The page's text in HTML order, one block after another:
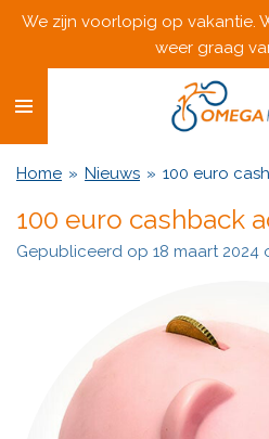
Ga
de
We zijn voorlopig op vakantie.
weer graag
Home » Nieuws » 100 euro
100 euro cashback
Gepubliceerd op 18 maart 2024